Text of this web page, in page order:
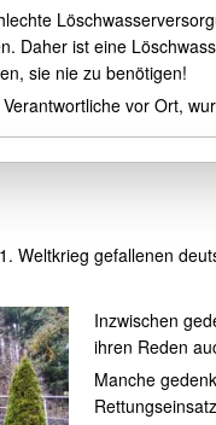
Daher ist eine
sie nie zu benötigen!
vor Ort,
Weltkrieg gefallenen
Inzwischen
ihren Reden
Manche